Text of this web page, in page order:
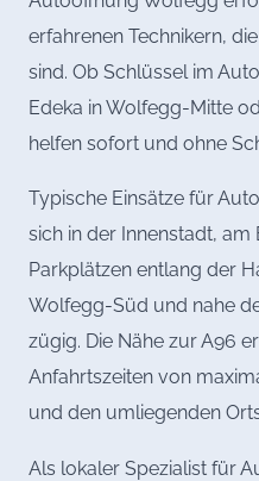
erfahrenen Technikern,
sind. Ob Schlüssel im
Edeka in Wolfegg-Mitte
helfen sofort und ohne
Typische Einsätze für
sich in der Innenstadt,
Parkplätzen entlang der
Wolfegg-Süd und nahe
zügig. Die Nähe zur A96
Anfahrtszeiten von
und den umliegenden
Als lokaler Spezialist für